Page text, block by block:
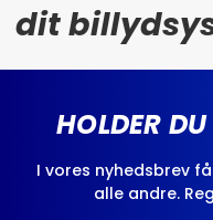
dit
HOLDER
I vores nyhedsbrev
alle andre.